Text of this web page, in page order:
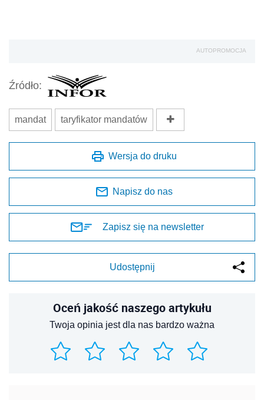
AUTOPROMOCJA
Źródło:
mandat taryfikator mandatów
Wersja do druku
Napisz do nas
Zapisz się na newsletter
Udostępnij
Oceń jakość naszego artykułu
Twoja opinia jest dla nas bardzo ważna